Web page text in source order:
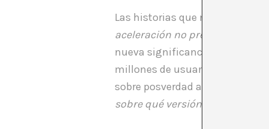
Las historias que más se
aceleración no predice el
nueva significancia en el
millones de usuarios en
sobre posverdad a la que
sobre qué versión de los